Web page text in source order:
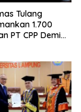
Tulang
1.700
PT CPP Demi